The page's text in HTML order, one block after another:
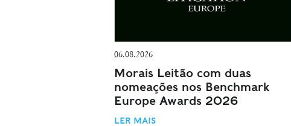
06.08.2026
Morais Leitão com duas
nomeações nos Benchmark
Europe Awards 2026
LER MAIS